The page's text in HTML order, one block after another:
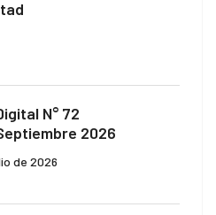
N° 72
2026
de 2026